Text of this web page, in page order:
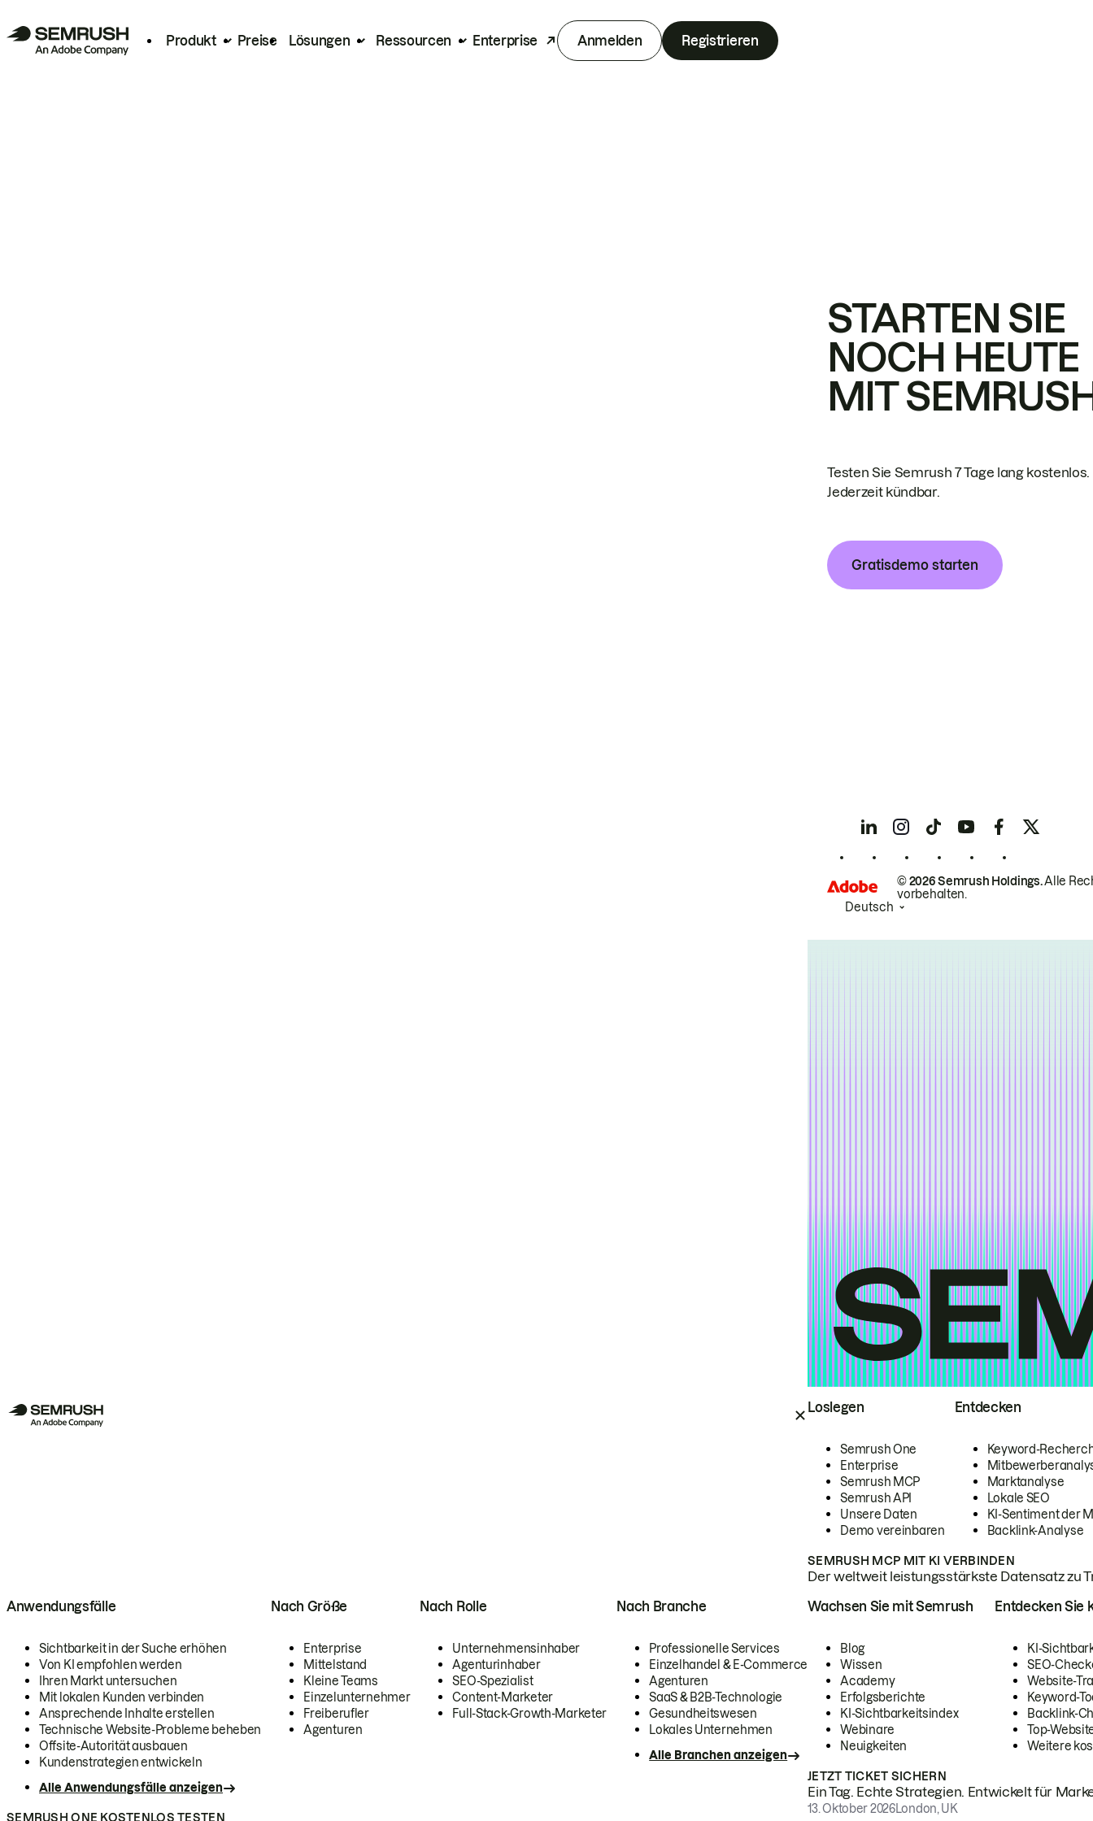
Produkt Preise Lösungen Ressourcen Enterprise Anmelden Registrieren
Loslegen
Semrush One
Enterprise
Semrush MCP
Semrush API
Unsere Daten
Demo vereinbaren
Entdecken
Keyword-
Marktanalyse
Lokale SEO
KI-Sentiment der
Backlink-Analyse
SEMRUSH MCP MIT KI VERBINDEN
Der weltweit leistungsstärkste Datensatz zu
Anwendungsfälle
Sichtbarkeit in der Suche erhöhen
Von KI empfohlen werden
Ihren Markt untersuchen
Mit lokalen Kunden verbinden
Ansprechende Inhalte erstellen
Technische Website-Probleme beheben
Offsite-Autorität ausbauen
Kundenstrategien entwickeln
Alle Anwendungsfälle anzeigen
Nach Größe
Enterprise
Mittelstand
Kleine Teams
Einzelunternehmer
Freiberufler
Agenturen
Nach Rolle
Unternehmensinhaber
Agenturinhaber
SEO-Spezialist
Content-Marketer
Full-Stack-Growth-Marketer
Nach Branche
Professionelle Services
Einzelhandel & E-Commerce
Agenturen
SaaS & B2B-Technologie
Gesundheitswesen
Lokales Unternehmen
Alle Branchen anzeigen
SEMRUSH ONE KOSTENLOS TESTEN
Wachsen Sie mit Semrush
Blog
Wissen
Academy
Erfolgsberichte
KI-Sichtbarkeitsindex
Webinare
Neuigkeiten
Entdecken Sie
KI-
SEO-
Website-
Keyword-
Backlink-
Top-
Weitere
JETZT TICKET SICHERN
Ein Tag. Echte Strategien. Entwickelt für
13. Oktober 2026London, UK
STARTEN SIE
NOCH HEUTE
MIT
Testen Sie Semrush 7 Tage lang kostenlos.
Jederzeit kündbar.
Gratisdemo starten
© 2026 Semrush Holdings.Alle
vorbehalten.
Deutsch